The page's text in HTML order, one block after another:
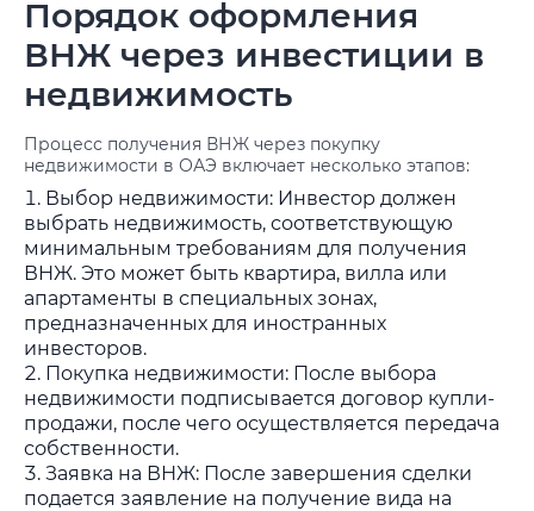
Порядок оформления
ВНЖ через инвестиции в
недвижимость
Процесс получения ВНЖ через покупку
недвижимости в ОАЭ включает несколько этапов:
Выбор недвижимости: Инвестор должен
выбрать недвижимость, соответствующую
минимальным требованиям для получения
ВНЖ. Это может быть квартира, вилла или
апартаменты в специальных зонах,
предназначенных для иностранных
инвесторов.
Покупка недвижимости: После выбора
недвижимости подписывается договор купли-
продажи, после чего осуществляется передача
собственности.
Заявка на ВНЖ: После завершения сделки
подается заявление на получение вида на